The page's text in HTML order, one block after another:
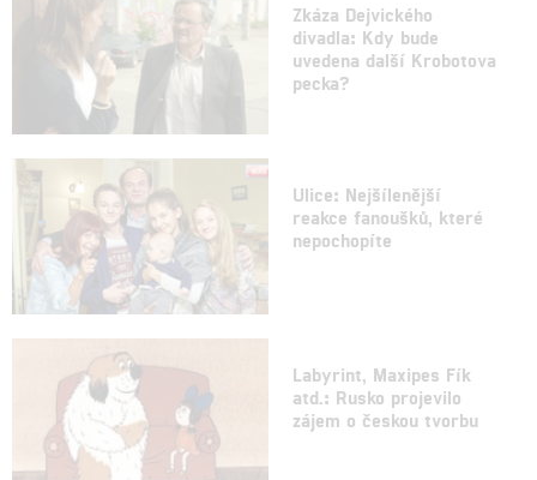
Zkáza Dejvického
divadla: Kdy bude
uvedena další Krobotova
pecka?
Ulice: Nejšílenější
reakce fanoušků, které
nepochopíte
Labyrint, Maxipes Fík
atd.: Rusko projevilo
zájem o českou tvorbu